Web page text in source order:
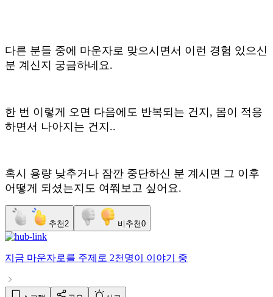
다른 분들 중에 마운자로 맞으시면서 이런 경험 있으신
분 계신지 궁금하네요.
한 번 이렇게 오면 다음에도 반복되는 건지, 몸이 적응
하면서 나아지는 건지..
혹시 용량 낮추거나 잠깐 중단하신 분 계시면 그 이후
어떻게 되셨는지도 여쭤보고 싶어요.
추천 2 비추천0
지금 마운자로를 주제로 2천명이 이야기 중